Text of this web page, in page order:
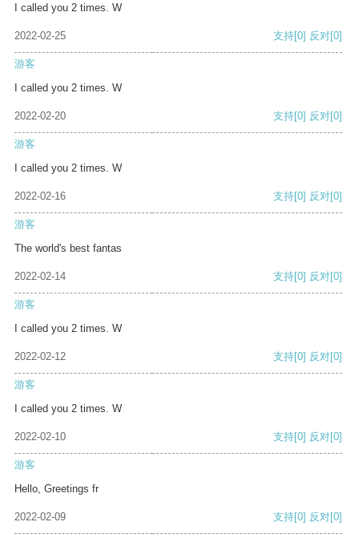
I called you 2 times. W
2022-02-25 支持[0] 反对[0]
游客
I called you 2 times. W
2022-02-20 支持[0] 反对[0]
游客
I called you 2 times. W
2022-02-16 支持[0] 反对[0]
游客
The world's best fantas
2022-02-14 支持[0] 反对[0]
游客
I called you 2 times. W
2022-02-12 支持[0] 反对[0]
游客
I called you 2 times. W
2022-02-10 支持[0] 反对[0]
游客
Hello, Greetings fr
2022-02-09 支持[0] 反对[0]